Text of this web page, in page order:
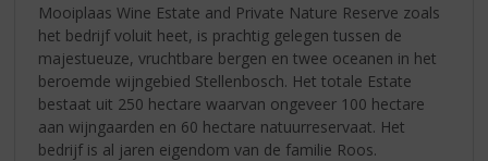
Mooiplaas Wine Estate and Private Nature Reserve zoals
het bedrijf voluit heet, is prachtig gelegen tussen de
majestueuze, vruchtbare bergen en twee oceanen in het
beroemde wijngebied Stellenbosch. Het totale Estate
bestaat uit 250 hectare waarvan ongeveer 100 hectare
aan wijngaarden en 60 hectare natuurreservaat. Het
bedrijf is al jaren eigendom van de familie Roos.